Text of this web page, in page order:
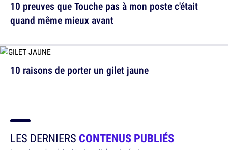
10 raisons de porter un gilet jaune
10 preuves que Touche pas à mon poste c'était
quand même mieux avant
LES DERNIERS CONTENUS PUBLIÉS